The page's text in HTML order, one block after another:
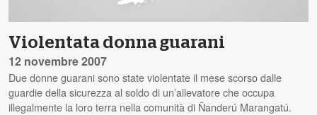
Violentata donna guarani
12 novembre 2007
Due donne guarani sono state violentate il mese scorso dalle
guardie della sicurezza al soldo di un’allevatore che occupa
illegalmente la loro terra nella comunità di Ñanderú Marangatú.